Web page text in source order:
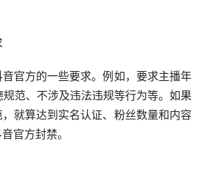
官方的一些要求。例如，要求主播年
范、不涉及违法违规等行为等。如果
就算达到实名认证、粉丝数量和内容
官方封禁。